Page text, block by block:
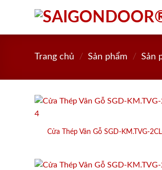
Trang chủ / Sản phẩm / Sản
Cửa Thép Vân Gỗ SGD-KM.TVG-